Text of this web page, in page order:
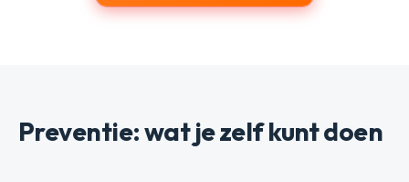
Preventie: wat je zelf kunt doen